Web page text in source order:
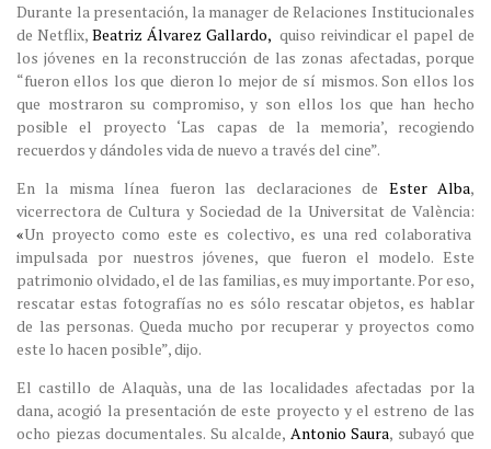
Durante la presentación, la manager de Relaciones Institucionales
de Netflix, Beatriz Álvarez Gallardo, quiso reivindicar el papel de
los jóvenes en la reconstrucción de las zonas afectadas, porque
“fueron ellos los que dieron lo mejor de sí mismos. Son ellos los
que mostraron su compromiso, y son ellos los que han hecho
posible el proyecto ‘Las capas de la memoria’, recogiendo
recuerdos y dándoles vida de nuevo a través del cine”.
En la misma línea fueron las declaraciones de Ester Alba,
vicerrectora de Cultura y Sociedad de la Universitat de València:
«Un proyecto como este es colectivo, es una red colaborativa
impulsada por nuestros jóvenes, que fueron el modelo. Este
patrimonio olvidado, el de las familias, es muy importante. Por eso,
rescatar estas fotografías no es sólo rescatar objetos, es hablar
de las personas. Queda mucho por recuperar y proyectos como
este lo hacen posible”, dijo.
El castillo de Alaquàs, una de las localidades afectadas por la
dana, acogió la presentación de este proyecto y el estreno de las
ocho piezas documentales. Su alcalde, Antonio Saura, subayó que